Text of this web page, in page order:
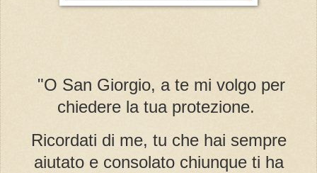
"O San Giorgio, a te mi volgo per
chiedere la tua protezione.
Ricordati di me, tu che hai sempre
aiutato e consolato chiunque ti ha